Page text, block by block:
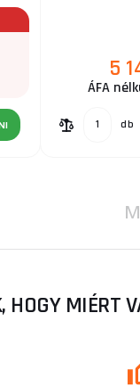
5
ÁFA
db
HOGY MIÉRT